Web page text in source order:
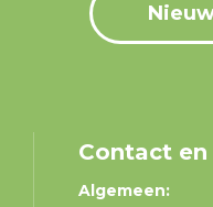
Contact en
Algemeen: